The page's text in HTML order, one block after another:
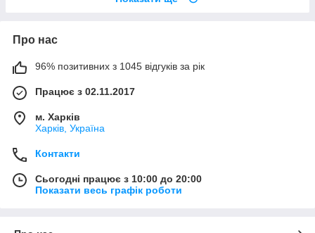
Про нас
96% позитивних з 1045 відгуків за рік
Працює з 02.11.2017
м. Харків
Харків, Україна
Контакти
Сьогодні працює з 10:00 до 20:00
Показати весь графік роботи